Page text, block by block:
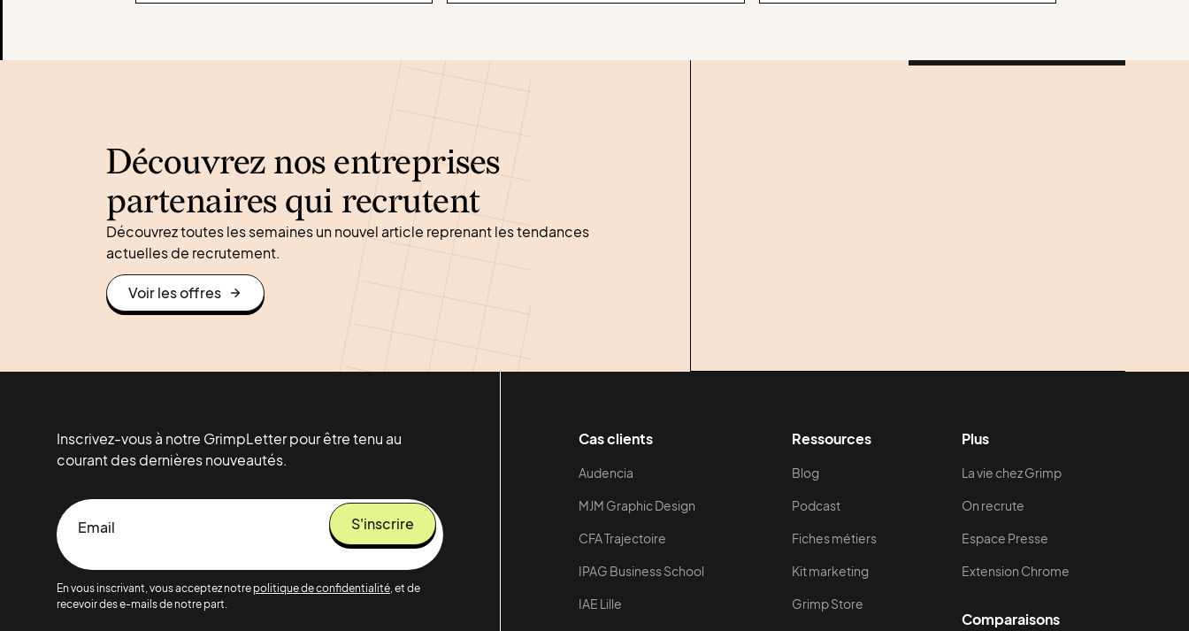
Découvrez nos entreprises
partenaires qui recrutent
Découvrez toutes les semaines un nouvel article reprenant les tendances
actuelles de recrutement.
Voir les offres
Inscrivez-vous à notre GrimpLetter pour être tenu au
courant des dernières nouveautés.
En vous inscrivant, vous acceptez notre politique de confidentialité , et de
recevoir des e-mails de notre part.
Cas clients
Audencia
MJM Graphic Design
CFA Trajectoire
IPAG Business School
IAE Lille
Ressources
Blog
Podcast
Fiches métiers
Kit marketing
Grimp Store
Plus
La vie chez Grimp
On recrute
Espace Presse
Extension Chrome
Comparaisons